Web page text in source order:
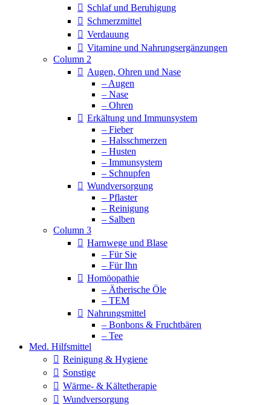
Schlaf und Beruhigung
Schmerzmittel
Verdauung
Vitamine und Nahrungsergänzungen
Column 2
Augen, Ohren und Nase
– Augen
– Nase
– Ohren
Erkältung und Immunsystem
– Fieber
– Halsschmerzen
– Husten
– Immunsystem
– Schnupfen
Wundversorgung
– Pflaster
– Reinigung
– Salben
Column 3
Harnwege und Blase
– Für Sie
– Für Ihn
Homöopathie
– Ätherische Öle
– TEM
Nahrungsmittel
– Bonbons & Fruchtbären
– Tee
Med. Hilfsmittel
Reinigung & Hygiene
Sonstige
Wärme- & Kältetherapie
Wundversorgung